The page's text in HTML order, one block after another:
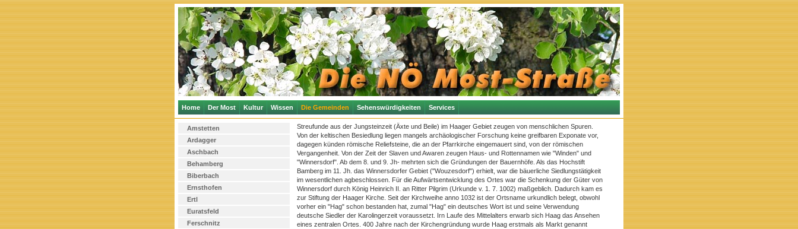
Home Der Most Kultur Wissen Die Gemeinden Sehenswürdigkeiten Services
Amstetten
Ardagger
Aschbach
Behamberg
Biberbach
Ernsthofen
Ertl
Euratsfeld
Ferschnitz
Streufunde aus der Jungsteinzeit (Äxte und Beile) im Haager Gebiet zeugen von menschlichen Spuren.
Von der keltischen Besiedlung liegen mangels archäologischer Forschung keine greifbaren Exponate vor,
dagegen künden römische Reliefsteine, die an der Pfarrkirche eingemauert sind, von der römischen
Vergangenheit. Von der Zeit der Slaven und Awaren zeugen Haus- und Rottennamen wie "Winden" und
"Winnersdorf". Ab dem 8. und 9. Jh- mehrten sich die Gründungen der Bauernhöfe. Als das Hochstift
Bamberg im 11. Jh. das Winnersdorfer Gebiet ("Wouzesdorf") erhielt, war die bäuerliche Siedlungstätigkeit
im wesentlichen agbeschlossen. Für die Aufwärtsentwicklung des Ortes war die Schenkung der Güter von
Winnersdorf durch König Heinrich II. an Ritter Pilgrim (Urkunde v. 1. 7. 1002) maßgeblich. Dadurch kam es
zur Stiftung der Haager Kirche. Seit der Kirchweihe anno 1032 ist der Ortsname urkundlich belegt, obwohl
vorher ein "Hag" schon bestanden hat, zumal "Hag" ein deutsches Wort ist und seine Verwendung
deutsche Siedler der Karolingerzeit voraussetzt. Irn Laufe des Mittelalters erwarb sich Haag das Ansehen
eines zentralen Ortes. 400 Jahre nach der Kirchengründung wurde Haag erstmals als Markt genannt